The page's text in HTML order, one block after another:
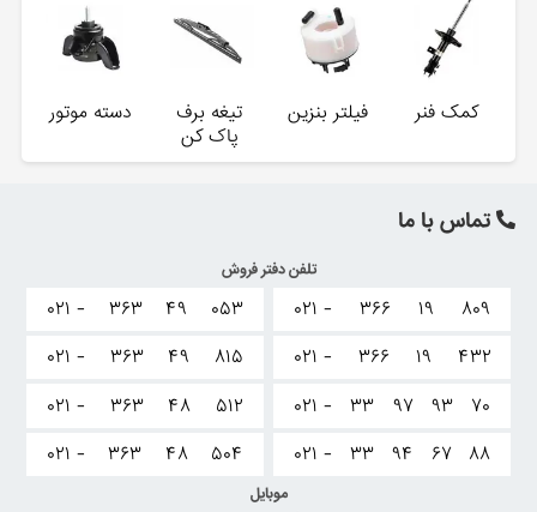
کمک فنر فیلتر بنزین
تیغه برف
پاک کن
دسته موتور
تماس با ما
تلفن دفتر فروش
۰۲۱ - ۳۶۶ ۱۹
۸۰۹
۰۲۱ -
۳۶۶ ۱۹
۴۳۲
۰۲۱ -
۳۳ ۹۷ ۹۳
۷۰
۰۲۱ -
۳۳ ۹۴ ۶۷ ۸۸
۰۲۱ - ۳۶۳ ۴۹
۰۵۳
۰۲۱ -
۳۶۳ ۴۹
۸۱۵
۰۲۱ -
۳۶۳ ۴۸
۵۱۲
۰۲۱ -
۳۶۳ ۴۸ ۵۰۴
موبایل